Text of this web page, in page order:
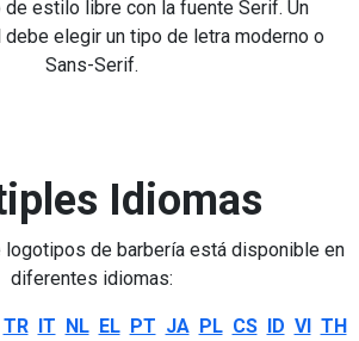
de estilo libre con la fuente Serif. Un
elegir un tipo de letra moderno o
Sans-Serif.
Idiomas
logotipos de barbería está disponible en
diferentes idiomas:
TR IT NL EL PT JA PL CS ID VI TH